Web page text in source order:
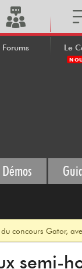
Forums Le
concours Gator,
semi-